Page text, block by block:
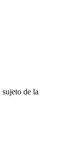
sujeto de la